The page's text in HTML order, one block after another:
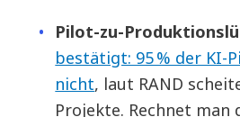
Pilot-zu-
bestätigt: 95 % der KI-
nicht, laut RAND
Projekte. Rechnet man